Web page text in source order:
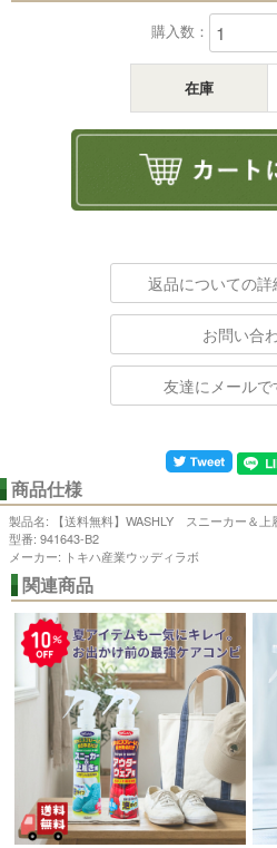
購入数：
在庫
返品についての詳
お問い合
友達にメールで
商品仕様
製品名: 【送料無料】WASHLY スニーカー＆上
型番: 941643-B2
メーカー: トキハ産業ウッディラボ